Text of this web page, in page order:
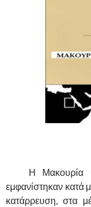
Η Μακουρία
εμφανίστηκαν κατά
κατάρρευση, στα